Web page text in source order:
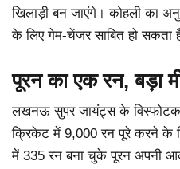
खिलाड़ी बन जाएंगे। कोहली का
के लिए गेम-चेंजर साबित हो सकता
पूरन का एक रन, बड़ा
लखनऊ सुपर जायंट्स के विस्फोटक
क्रिकेट में 9,000 रन पूरे करने के
में 335 रन बना चुके पूरन अपनी